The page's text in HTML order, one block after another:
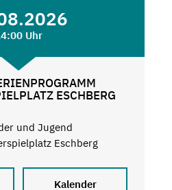
Uhr
ESCHBERG
und Jugend
Eschberg
Kalender